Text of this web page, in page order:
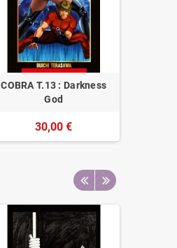
COBRA T.13 : Darkness
God
30,00 €